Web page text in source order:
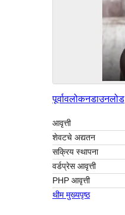
पूर्वावलोकनडाउनलोड
आवृत्ती
शेवटचे अद्यतन
सक्रिय स्थापना
वर्डप्रेस आवृत्ती
PHP आवृत्ती
थीम मुख्यपृष्ठ